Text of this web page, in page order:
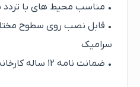
• مناسب محیط های با تردد
• قابل نصب روی سطوح
سرامیک
• ضمانت نامه ۱۲ ساله کارخانه